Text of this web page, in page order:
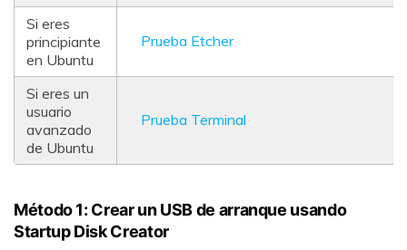
Si eres
principiante
en Ubuntu
Prueba Etcher
Si eres un
usuario
avanzado
de Ubuntu
Prueba Terminal
Método 1: Crear un USB de arranque usando
Startup Disk Creator